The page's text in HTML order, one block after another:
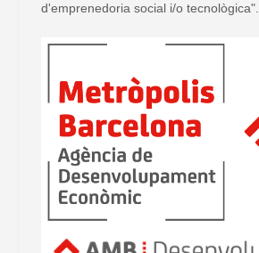
d'emprenedoria social i/o tecnològica".